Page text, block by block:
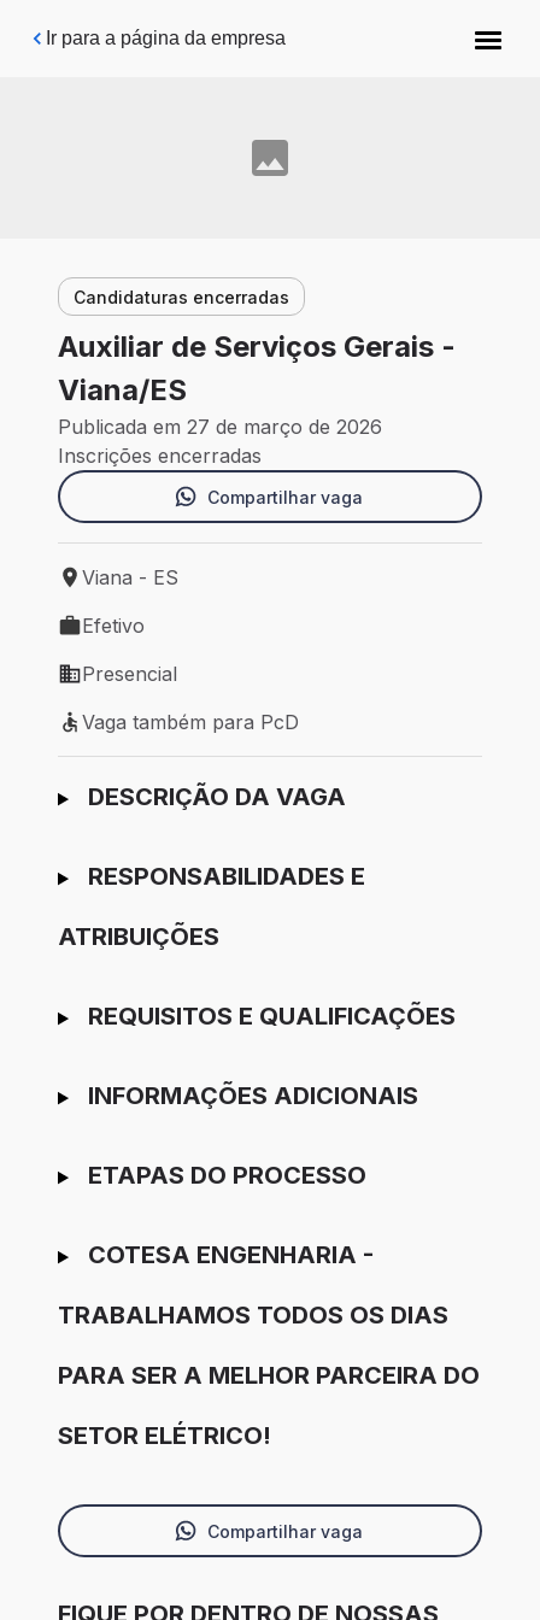
Pular para o conteúdo principal
Ir para a página da empresa
Candidaturas encerradas
Auxiliar de Serviços Gerais -
Viana/ES
Publicada em 27 de março de 2026
Inscrições encerradas
Compartilhar vaga
Local de trabalho: Viana - ES
Viana - ES
Tipo de vaga: Efetivo
Efetivo
Modelo de trabalho: Presencial
Presencial
Vaga também para PcD
Vaga também para PcD
Ir para candidatura
DESCRIÇÃO DA VAGA
RESPONSABILIDADES E
ATRIBUIÇÕES
REQUISITOS E QUALIFICAÇÕES
INFORMAÇÕES ADICIONAIS
ETAPAS DO PROCESSO
COTESA ENGENHARIA -
TRABALHAMOS TODOS OS DIAS
PARA SER A MELHOR PARCEIRA DO
SETOR ELÉTRICO!
Compartilhar vaga